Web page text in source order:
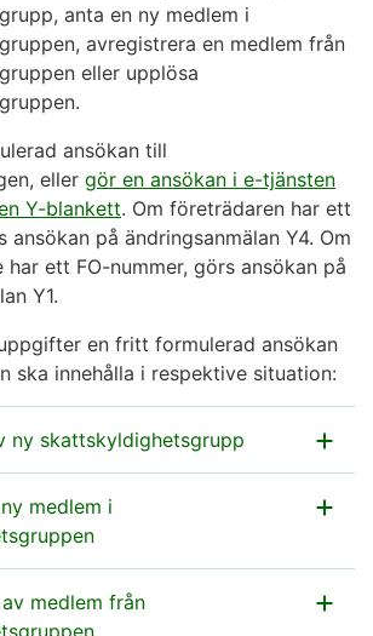
anta en ny medlem i
avregistrera en medlem från
eller upplösa
ansökan till
eller gör en ansökan i e-tjänsten
Y-blankett. Om företrädaren har ett
ansökan på ändringsanmälan Y4. Om
ett FO-nummer, görs ansökan på
Y1.
en fritt formulerad ansökan
ska innehålla i respektive situation:
ny skattskyldighetsgrupp
sökandes) namn och FO-nummer
företräder
för registrering av
medlem i
namn och FO-nummer
medlem från